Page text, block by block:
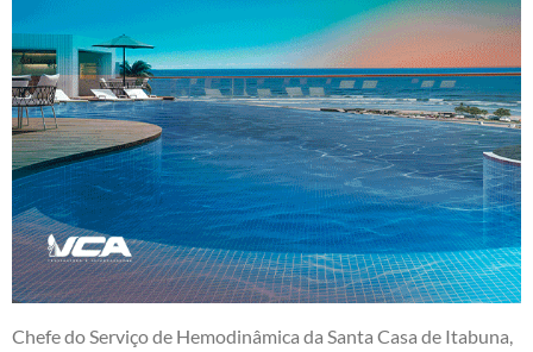
Chefe do Serviço de Hemodinâmica da Santa Casa de Itabuna,